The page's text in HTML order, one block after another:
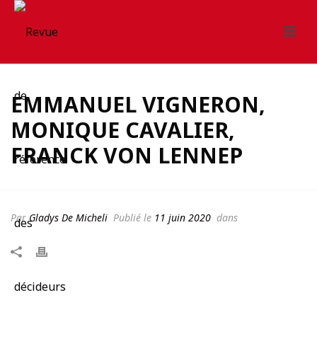
EMMANUEL VIGNERON,
MONIQUE CAVALIER,
FRANCK VON LENNEP
ParGladys De Micheli Publié le 11 juin 2020 dans